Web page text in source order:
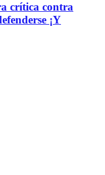
crítica contra
¡Y